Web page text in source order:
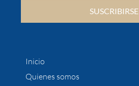
SUSCRIBIRSE
Inicio
Quienes somos